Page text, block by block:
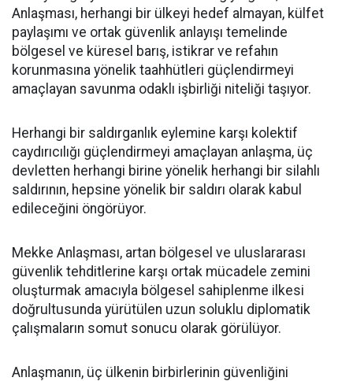
Anlaşması, herhangi bir ülkeyi hedef almayan, külfet
paylaşımı ve ortak güvenlik anlayışı temelinde
bölgesel ve küresel barış, istikrar ve refahın
korunmasına yönelik taahhütleri güçlendirmeyi
amaçlayan savunma odaklı işbirliği niteliği taşıyor.
Herhangi bir saldırganlık eylemine karşı kolektif
caydırıcılığı güçlendirmeyi amaçlayan anlaşma, üç
devletten herhangi birine yönelik herhangi bir silahlı
saldırının, hepsine yönelik bir saldırı olarak kabul
edileceğini öngörüyor.
Mekke Anlaşması, artan bölgesel ve uluslararası
güvenlik tehditlerine karşı ortak mücadele zemini
oluşturmak amacıyla bölgesel sahiplenme ilkesi
doğrultusunda yürütülen uzun soluklu diplomatik
çalışmaların somut sonucu olarak görülüyor.
Anlaşmanın, üç ülkenin birbirlerinin güvenliğini